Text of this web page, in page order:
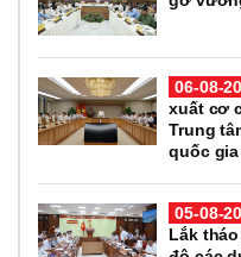
06-08-
xuất cơ
Trung
quốc
05-08-
Lắk